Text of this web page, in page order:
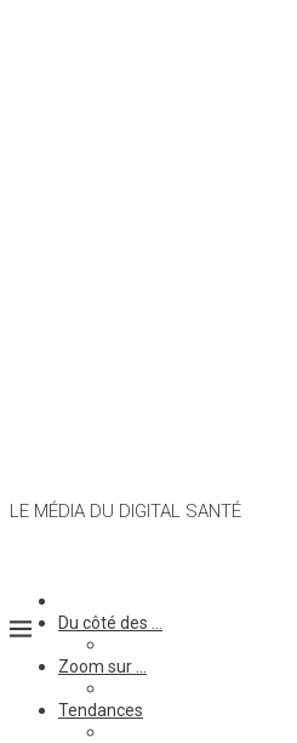
LE MÉDIA DU DIGITAL SANTÉ
Du côté des …
Zoom sur …
Tendances